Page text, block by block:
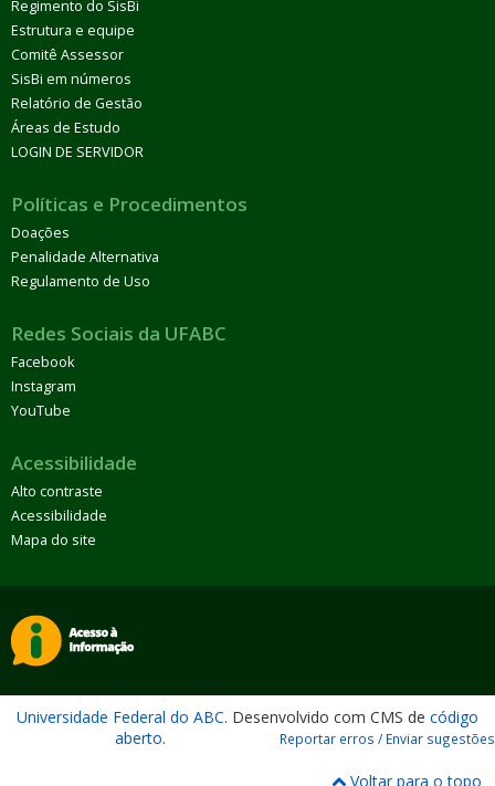
Regimento do SisBi
Estrutura e equipe
Comitê Assessor
SisBi em números
Relatório de Gestão
Áreas de Estudo
LOGIN DE SERVIDOR
Políticas e Procedimentos
Doações
Penalidade Alternativa
Regulamento de Uso
Redes Sociais da UFABC
Facebook
Instagram
YouTube
Acessibilidade
Alto contraste
Acessibilidade
Mapa do site
Universidade Federal do ABC. Desenvolvido com CMS de código
aberto. Reportar erros / Enviar sugestões
Voltar para o topo